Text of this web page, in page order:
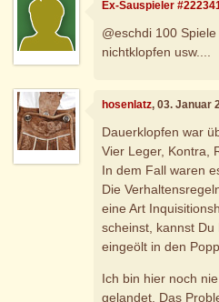
Ex-Sauspieler
@eschdi 100
nichtklopfen usw....
hosenlatz, 03. Januar
Dauerklopfen war
Vier Leger, Kontra,
In dem Fall waren
Die
eine Art
scheinst, kannst
eingeölt in den
Ich bin hier noch
gelandet. Das